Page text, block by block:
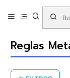
Productos
Reglas -
Reglas